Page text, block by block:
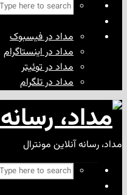
مداد در فیسبوک
مداد در اینستاگرام
مداد در توئیتر
مداد در تلگرام
مونترال